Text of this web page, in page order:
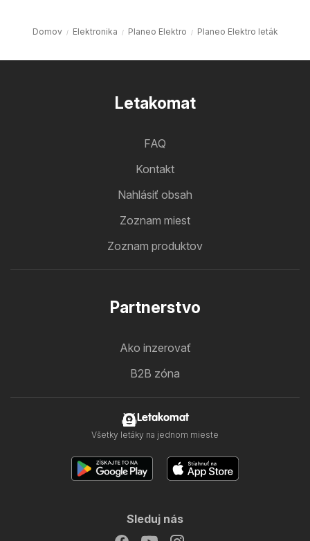
Domov Elektronika Planeo Elektro Planeo Elektro leták
Letakomat
FAQ
Kontakt
Nahlásiť obsah
Zoznam miest
Zoznam produktov
Partnerstvo
Ako inzerovať
B2B zóna
Letakomat
Všetky letáky na jednom mieste
Sleduj nás